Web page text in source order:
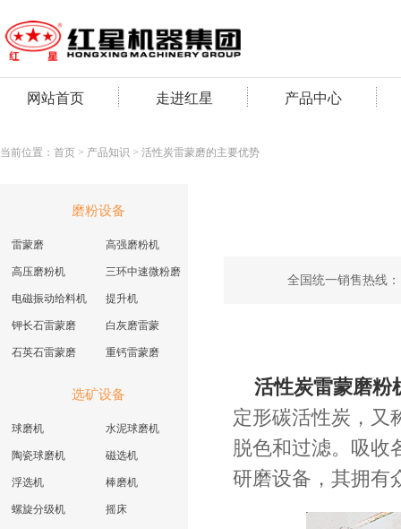
网站首页 走进红星 产品中心
当前位置： 首页 > 产品知识 > 活性炭雷蒙磨的主要优势
磨粉设备
雷蒙磨 高强磨粉机
高压磨粉机 三环中速微粉磨
电磁振动给料机 提升机
钾长石雷蒙磨 白灰磨雷蒙
石英石雷蒙磨 重钙雷蒙磨
选矿设备
球磨机 水泥球磨机
陶瓷球磨机 磁选机
浮选机 棒磨机
螺旋分级机 摇床
全国统一销售热线：
活性炭雷蒙磨粉
定形碳活性炭，又
脱色和过滤。吸收
研磨设备，其拥有